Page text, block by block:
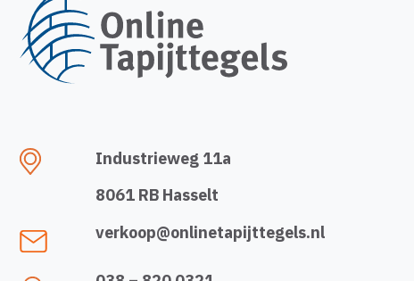
Industrieweg 11a
8061 RB Hasselt
verkoop@onlinetapijttegels.nl